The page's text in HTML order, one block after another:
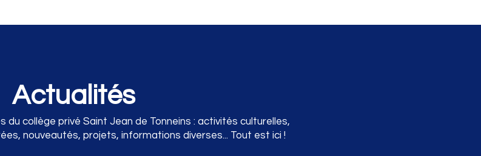
Actualités
collège privé Saint Jean de Tonneins : activités culturelles,
nouveautés, projets, informations diverses... Tout est ici !